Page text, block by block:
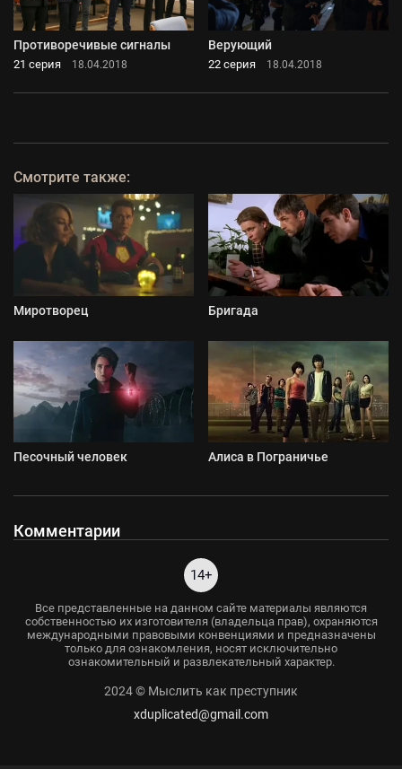
Противоречивые сигналы
21 серия 18.04.2018
Верующий
22 серия 18.04.2018
Смотрите также:
Миротворец Бригада
Песочный человек Алиса в Пограничье
Комментарии
14+
Все представленные на данном сайте материалы являются
собственностью их изготовителя (владельца прав), охраняются
международными правовыми конвенциями и предназначены
только для ознакомления, носят исключительно
ознакомительный и развлекательный характер.
2024 © Мыслить как преступник
xduplicated@gmail.com